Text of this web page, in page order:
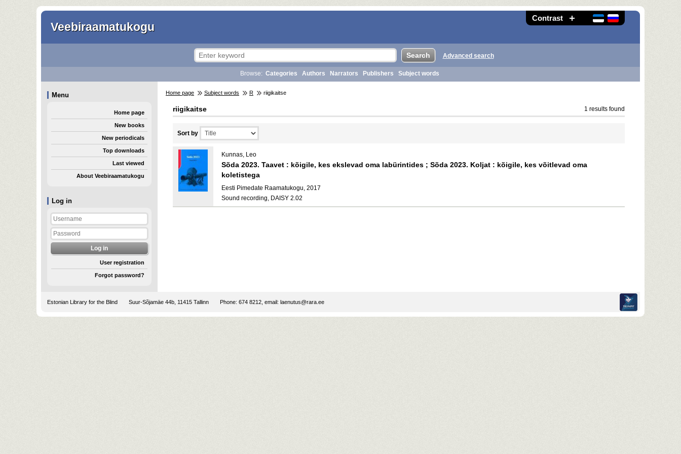
Contrast
Veebiraamatukogu
Log in
User registration
Forgot password?
Advanced search
Browse: Categories Authors Narrators Publishers Subject words
Menu
Home page
New books
New periodicals
Top downloads
Last viewed
About Veebiraamatukogu
Home page Subject words R riigikaitse
riigikaitse 1 results found
Sort by
Kunnas, Leo
Sõda 2023. Taavet : kõigile, kes ekslevad oma labürintides ; Sõda 2023. Koljat : kõigile, kes võitlevad oma
koletistega
Eesti Pimedate Raamatukogu, 2017
Sound recording, DAISY 2.02
Estonian Library for the Blind Suur-Sõjamäe 44b, 11415 Tallinn Phone: 674 8212, email: laenutus@rara.ee